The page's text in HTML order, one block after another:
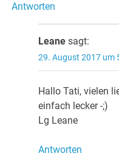
Antworten
Leane sagt:
29. August 2017 um
Hallo Tati, vielen
einfach lecker -;)
Lg Leane
Antworten